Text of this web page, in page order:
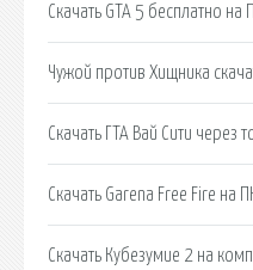
Скачать GTA 5 бесплатно
Чужой против Хищника
Скачать ГТА Вай Сити через
Скачать Garena Free Fire на
Скачать Кубезумие 2 на